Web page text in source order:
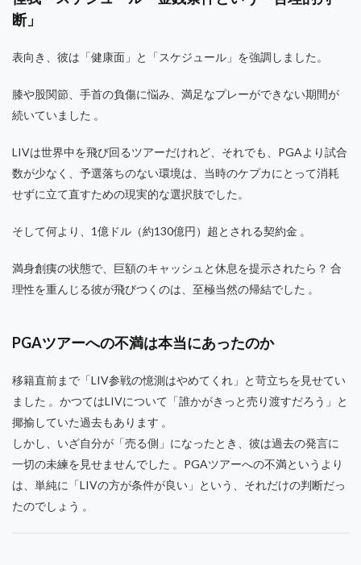
断」
表向き、彼は「健康面」と「スケジュール」を強調しました。
膝や股関節、手首の負傷に悩み、満足なプレーができない期間が
続いていました 。
LIVは世界中を飛び回るツアーだけれど、それでも、PGAより試合
数が少なく、予選落ちのない環境は、当時のケプカにとって消耗
せずに立て直すための現実的な選択肢でした。
そして何より、1億ドル（約130億円）超とされる契約金 。
満身創痍の状態で、巨額のキャッシュと休息を提示されたら？ 合
理性を重んじる彼が飛びつくのは、至極当然の帰結でした 。
PGAツアーへの不満は本当にあったのか
移籍直前まで「LIV参戦の憶測はやめてくれ」と苛立ちを見せてい
ました 。かつてはLIVについて「誰かがきっと売り渡すだろう」と
揶揄していた過去もあります 。
しかし、いざ自分が「売る側」になったとき、彼は過去の発言に
一切の未練を見せませんでした 。PGAツアーへの不満というより
は、単純に「LIVの方が条件が良い」という、それだけの判断だっ
たのでしょう 。